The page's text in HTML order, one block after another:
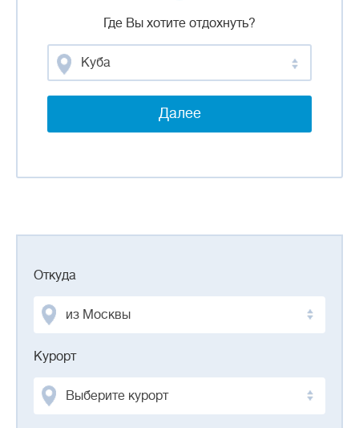
Где Вы хотите отдохнуть?
Куба
Далее
Откуда
из Москвы
Курорт
Выберите курорт